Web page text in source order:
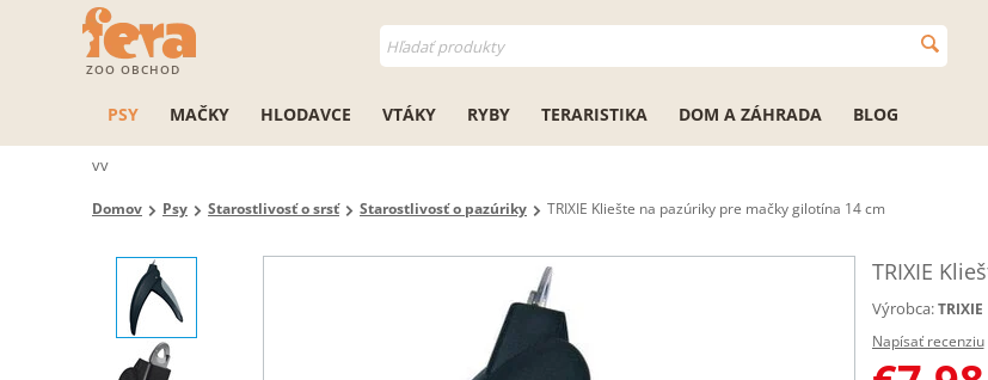
ZOO OBCHOD
PSY MAČKY HLODAVCE VTÁKY RYBY TERARISTIKA DOM A ZÁHRADA BLOG
vv
Domov Psy Starostlivosť o srsť Starostlivosť o pazúriky TRIXIE Kliešte na pazúriky pre mačky gilotína 14 cm
TRIXIE
Výrobca: TRIXIE
Napísať recenziu